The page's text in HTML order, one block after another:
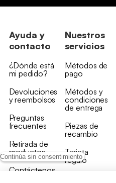
Continúa sin consentimiento
Ayuda y
contacto
¿Dónde está
mi pedido?
Devoluciones
y reembolsos
Preguntas
frecuentes
Retirada de
productos
Contáctenos
Nuestros
servicios
Métodos de
pago
Métodos y
condiciones
de entrega
Piezas de
recambio
Tarjeta
regalo